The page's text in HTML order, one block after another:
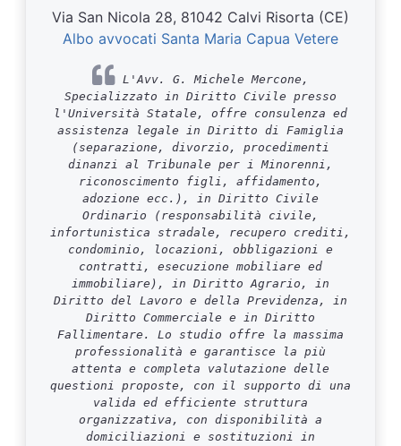
Via San Nicola 28, 81042 Calvi Risorta (CE)
Albo avvocati Santa Maria Capua Vetere
L'Avv. G. Michele Mercone,
Specializzato in Diritto Civile presso
l'Università Statale, offre consulenza ed
assistenza legale in Diritto di Famiglia
(separazione, divorzio, procedimenti
dinanzi al Tribunale per i Minorenni,
riconoscimento figli, affidamento,
adozione ecc.), in Diritto Civile
Ordinario (responsabilità civile,
infortunistica stradale, recupero crediti,
condominio, locazioni, obbligazioni e
contratti, esecuzione mobiliare ed
immobiliare), in Diritto Agrario, in
Diritto del Lavoro e della Previdenza, in
Diritto Commerciale e in Diritto
Fallimentare. Lo studio offre la massima
professionalità e garantisce la più
attenta e completa valutazione delle
questioni proposte, con il supporto di una
valida ed efficiente struttura
organizzativa, con disponibilità a
domiciliazioni e sostituzioni in